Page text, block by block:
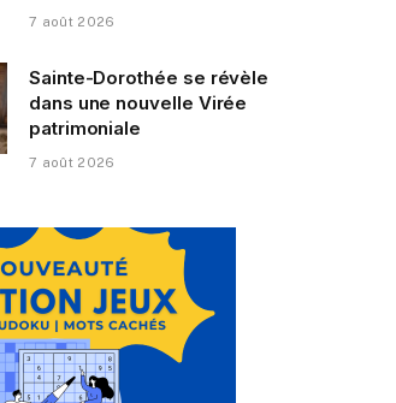
7 août 2026
Sainte-Dorothée se révèle
dans une nouvelle Virée
patrimoniale
7 août 2026